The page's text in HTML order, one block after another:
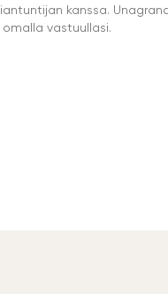
kanssa.
vastuullasi.